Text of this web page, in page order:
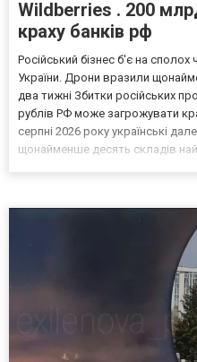
Wildberries . 200
краху банків рф
Російський бізнес б'є на сполох
України. Дрони вразили
два тижні Збитки російських
рублів РФ може загрожувати
серпні 2026 року українські
щонайменше десять складів